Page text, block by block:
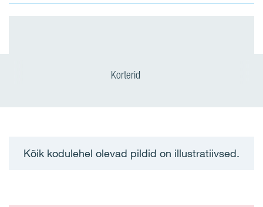
Korterid
Kõik kodulehel olevad pildid on illustratiivsed.